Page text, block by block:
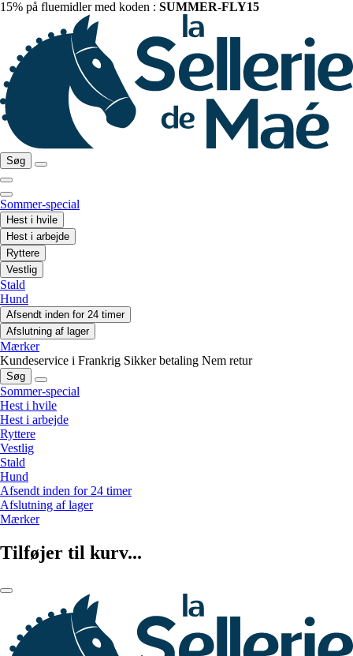
15% på fluemidler med koden : SUMMER-FLY15
Søg
Sommer-special
Hest i hvile
Hest i arbejde
Ryttere
Vestlig
Stald
Hund
Afsendt inden for 24 timer
Afslutning af lager
Mærker
Kundeservice i Frankrig Sikker betaling Nem retur
Søg
Sommer-special
Hest i hvile
Hest i arbejde
Ryttere
Vestlig
Stald
Hund
Afsendt inden for 24 timer
Afslutning af lager
Mærker
Tilføjer til kurv...